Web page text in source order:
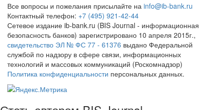
Все вопросы и пожелания присылайте на info@ib-bank.ru
Контактный телефон: +7 (495) 921-42-44
Сетевое издание ib-bank.ru (BIS Journal - информационная
безопасность банков) зарегистрировано 10 апреля 2015г.,
свидетельство ЭЛ № ФС 77 - 61376 выдано Федеральной
службой по надзору в сфере связи, информационных
технологий и массовых коммуникаций (Роскомнадзор)
Политика конфиденциальности персональных данных.